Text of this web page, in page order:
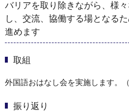
バリアを取り除きながら、様
し、交流、協働する場となる
進めます
取組
外国語おはなし会を実施します。
振り返り